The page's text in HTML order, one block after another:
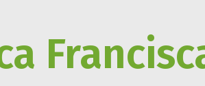
Autentificare